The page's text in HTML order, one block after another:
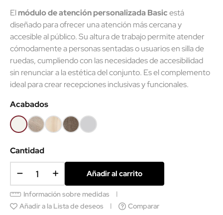
El módulo de atención personalizada Basicestá
diseñado para ofrecer una atención más cercana y
accesible al público. Su altura de trabajo permite atender
cómodamente a personas sentadas o usuarios en silla de
ruedas, cumpliendo con las necesidades de accesibilidad
sin renunciar a la estética del conjunto. Es el complemento
ideal para crear recepciones inclusivas y funcionales.
Acabados
BlancoOlmo
claro
AcaciaNebraska
Gris
claro
Cantidad
Añadir al carrito
Información sobre medidas
Añadir a la Lista de deseos
Comparar